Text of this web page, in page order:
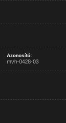
Azonosító:
mvh-0428-03